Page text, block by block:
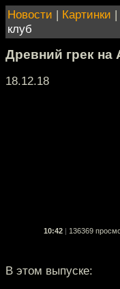
Новости | Картинки |
клуб
Древний грек на
18.12.18
10:42 136369
В этом выпуске: